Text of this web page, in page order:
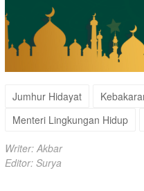
Jumhur Hidayat
Menteri Lingkungan Hidup
Writer: Akbar
Editor: Surya